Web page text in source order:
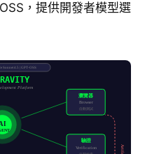
，提供開發者模型選